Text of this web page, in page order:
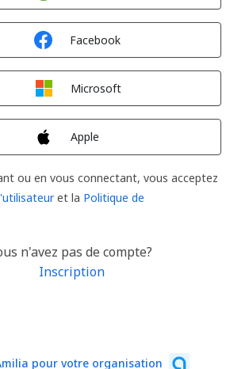
Facebook
Microsoft
Apple
ou en vous connectant, vous acceptez
et la Politique de
n'avez pas de compte?
Inscription
pour votre organisation